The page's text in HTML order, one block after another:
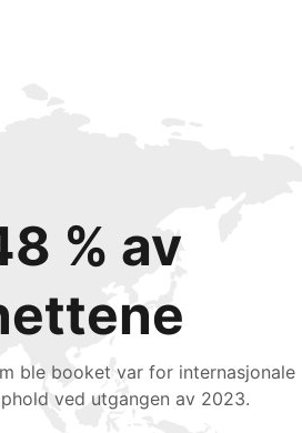
% av
ble booket var for internasjonale
ved utgangen av 2023.